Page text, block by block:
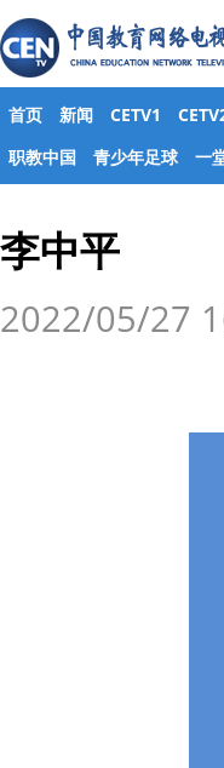
首页 新闻 CETV1
职教中国
青少年足球 一
李中平
2022/05/27